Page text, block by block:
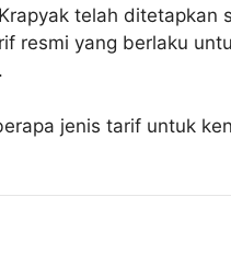
telah ditetapkan
resmi yang berlaku
jenis tarif untuk